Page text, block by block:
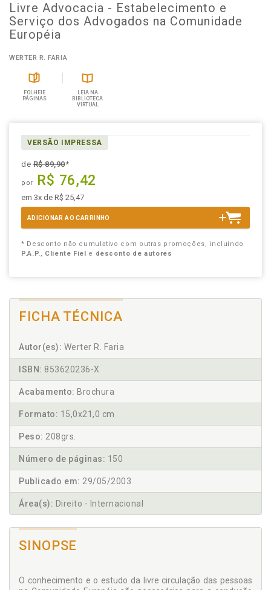
Livre Advocacia - Estabelecimento e
Serviço dos Advogados na Comunidade
Européia
WERTER R. FARIA
FOLHEIE
PÁGINAS
LEIA NA
BIBLIOTECA
VIRTUAL
VERSÃO IMPRESSA
deR$ 89,90*
por R$ 76,42
em 3x de R$ 25,47
ADICIONAR AO CARRINHO
* Desconto não cumulativo com outras promoções, incluindo
P.A.P., Cliente Fiel e desconto de autores
FICHA TÉCNICA
Autor(es): Werter R. Faria
ISBN: 853620236-X
Acabamento: Brochura
Formato: 15,0x21,0 cm
Peso: 208grs.
Número de páginas: 150
Publicado em: 29/05/2003
Área(s): Direito - Internacional
SINOPSE
O conhecimento e o estudo da livre circulação das pessoas